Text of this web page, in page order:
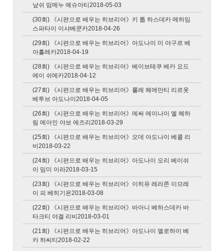
낲쉬 밈메누 예슈아티2018-05-03
(30회) 《시편으로 배우는 히브리어》키 톱 하스데카 메하임
스파타이 이샤베쿤카2018-04-26
(29회) 《시편으로 배우는 히브리어》아도나이 미 야구르 베
아홀레카2018-04-19
(28회) 《시편으로 배우는 히브리어》베이브테쿠 베카 요드
에이 쉬메카2018-04-12
(27회) 《시편으로 배우는 히브리어》룰레 헤에만티 리르옷
베투브 아도나이2018-04-05
(26회) 《시편으로 배우는 히브리어》에싸 에이나이 엘 헤하
림 메아인 야보 에즈리2018-03-29
(25회) 《시편으로 배우는 히브리어》오데 아도나이 베콜 리
비2018-03-22
(24회) 《시편으로 배우는 히브리어》아도나이 오리 베이쉬
이 밈미 이라2018-03-15
(23회) 《시편으로 배우는 히브리어》이히유 레라쫀 이므레
이 피 베히기욘2018-03-08
(22회) 《시편으로 배우는 히브리어》바아니 베하스데카 바
타크티 야겔 리비2018-03-01
(21회) 《시편으로 배우는 히브리어》아도나이 엘로하이 베
카 하씨티2018-02-22